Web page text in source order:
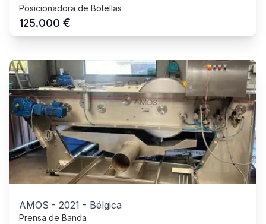
Posicionadora de Botellas
125.000 €
AMOS - 2021 - Bélgica
Prensa de Banda